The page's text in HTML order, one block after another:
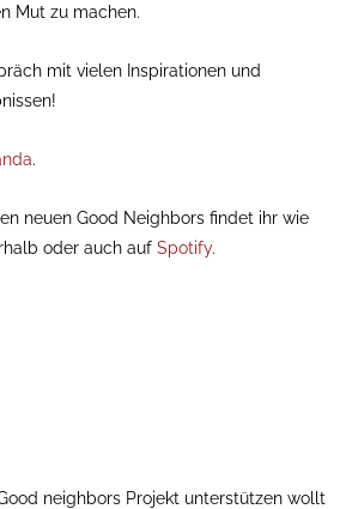
Mut zu machen.
mit vielen Inspirationen und
.
neuen Good Neighbors findet ihr wie
oder auch auf Spotify.
neighbors Projekt unterstützen wollt